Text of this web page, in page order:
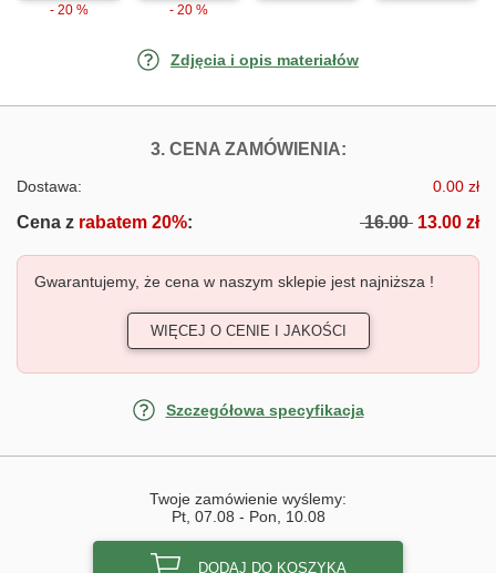
- 20 % - 20 %
Zdjęcia i opis materiałów
3. CENA ZAMÓWIENIA:FOTOTAPETY
Dostawa: 0.00 zł
Cena z rabatem 20%: 16.00 13.00 zł
Gwarantujemy, że cena w naszym sklepie jest najniższa !
WIĘCEJ O CENIE I JAKOŚCI
Szczegółowa specyfikacja
Twoje zamówienie wyślemy:
Pt, 07.08 - Pon, 10.08
DODAJ DO KOSZYKA